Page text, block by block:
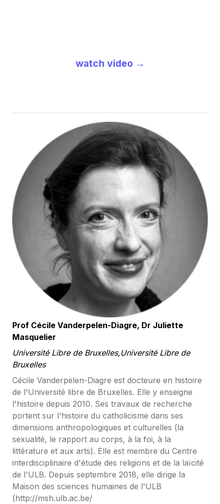
watch video →
Prof Cécile Vanderpelen-Diagre, Dr Juliette
Masquelier
Université Libre de Bruxelles,Université Libre de
Bruxelles
Cécile Vanderpelen-Diagre est docteure en histoire
de l'Université libre de Bruxelles. Elle y enseigne
l'histoire depuis 2010. Ses travaux de recherche
portent sur l'histoire du catholicisme dans ses
dimensions anthropologiques et culturelles (la
sexualité, le rapport au corps, à la foi, à la
littérature et aux arts). Elle est membre du Centre
interdisciplinaire d'étude des religions et de la laïcité
de l'ULB. Depuis septembre 2018, elle dirige la
Maison des sciences humaines de l'ULB
(http://msh.ulb.ac.be/